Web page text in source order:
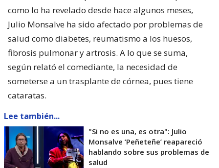
como lo ha revelado desde hace algunos meses,
Julio Monsalve ha sido afectado por problemas de
salud como diabetes, reumatismo a los huesos,
fibrosis pulmonar y artrosis. A lo que se suma,
según relató el comediante, la necesidad de
someterse a un trasplante de córnea, pues tiene
cataratas.
Lee también...
"Si no es una, es otra": Julio
Monsalve ’Peñeteñe’ reapareció
hablando sobre sus problemas de
salud